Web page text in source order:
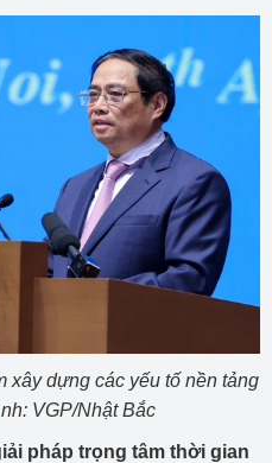
xây dựng các yếu tố nền tảng
VGP/Nhật Bắc
pháp trọng tâm thời gian